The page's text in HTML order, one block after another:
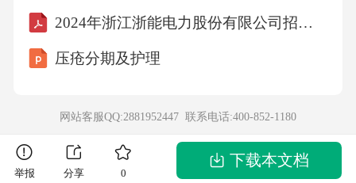
2024年浙江浙能电力股份有限公司招聘笔试参考题库含答案解析
压疮分期及护理
网站客服QQ:2881952447 联系电话:400-852-1180
举报 分享 0
下载本文档